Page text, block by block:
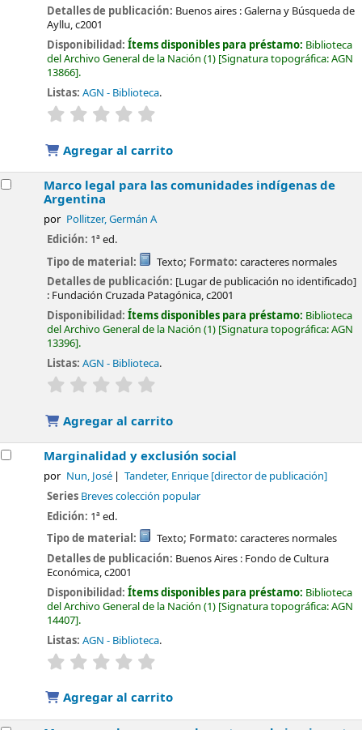
Detalles de publicación: Buenos aires :Galerna y Búsqueda de
Ayllu,c2001
Disponibilidad:Ítems disponibles para préstamo: Biblioteca
del Archivo General de la Nación (1) Signatura topográfica:AGN
13866 .
Listas: AGN - Biblioteca.
valoración
Agregar al carrito
Marco legal para las comunidades indígenas de
Argentina
por Pollitzer, Germán A
Edición: 1ª ed.
Tipo de material:
Texto; Formato: caracteres normales
Detalles de publicación: [Lugar de publicación no identificado]
: Fundación Cruzada Patagónica,c2001
Disponibilidad:Ítems disponibles para préstamo: Biblioteca
del Archivo General de la Nación (1) Signatura topográfica:AGN
13396 .
Listas: AGN - Biblioteca.
valoración
Agregar al carrito
Marginalidad y exclusión social
por Nun, José Tandeter, Enrique[director de publicación]
Series Breves colección popular
Edición: 1ª ed.
Tipo de material:
Texto; Formato: caracteres normales
Detalles de publicación: Buenos Aires : Fondo de Cultura
Económica,c2001
Disponibilidad:Ítems disponibles para préstamo: Biblioteca
del Archivo General de la Nación (1) Signatura topográfica:AGN
14407 .
Listas: AGN - Biblioteca.
valoración
Agregar al carrito